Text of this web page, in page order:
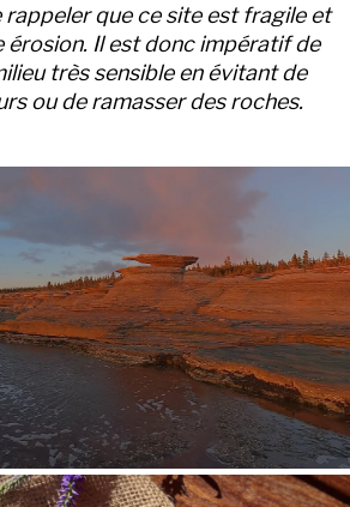
rappeler que ce site est fragile et
érosion. Il est donc impératif de
très sensible en évitant de
ou de ramasser des roches.